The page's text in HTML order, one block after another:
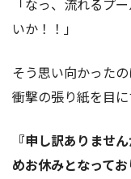
いか！！」
そう思い向かった
衝撃の張り紙を目に
『申し訳ありませ
めお休みとなってお